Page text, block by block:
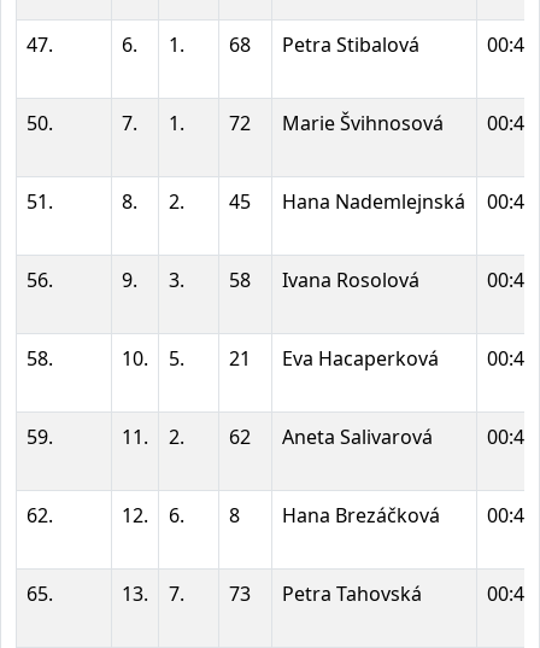
47. 6. 1. 68 Petra Stibalová
50. 7. 1. 72 Marie Švihnosová
51. 8. 2. 45 Hana Nademlejnská
56. 9. 3. 58 Ivana Rosolová
58. 10. 5. 21 Eva Hacaperková
59. 11. 2. 62 Aneta Salivarová
62. 12. 6. 8 Hana Brezáčková
65. 13. 7. 73 Petra Tahovská